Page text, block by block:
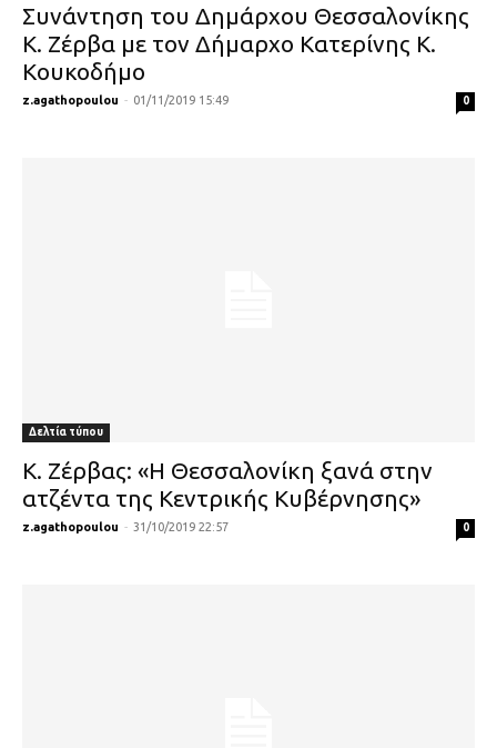
Συνάντηση του Δημάρχου Θεσσαλονίκης
Κ. Ζέρβα με τον Δήμαρχο Κατερίνης Κ.
Κουκοδήμο
z.agathopoulou - 01/11/2019 15:49 0
Δελτία τύπου
Κ. Ζέρβας: «Η Θεσσαλονίκη ξανά στην
ατζέντα της Κεντρικής Κυβέρνησης»
z.agathopoulou - 31/10/2019 22:57 0